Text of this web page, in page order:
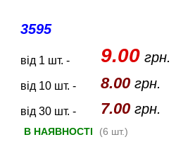
3595
від 1 шт. - 9.00грн.
від 10 шт. - 8.00грн.
від 30 шт. - 7.00грн.
В НАЯВНОСТІ (6 шт.)